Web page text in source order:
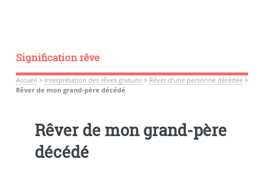
Signification rêve
Accueil > Interprétation des rêves gratuite> Rêver d’une personne décédée>
Rêver de mon grand-père décédé
Rêver de mon grand-père
décédé